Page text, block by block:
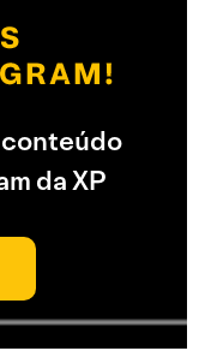
conteúdo
da XP